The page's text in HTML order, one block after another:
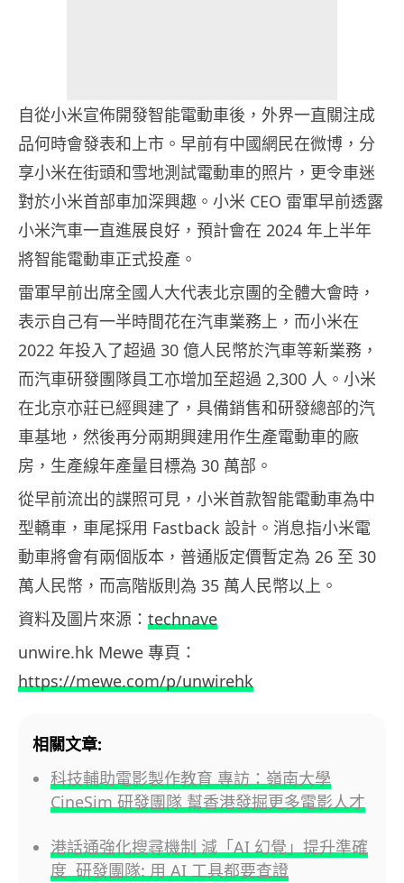
自從小米宣佈開發智能電動車後，外界一直關注成
品何時會發表和上市。早前有中國網民在微博，分
享小米在街頭和雪地測試電動車的照片，更令車迷
對於小米首部車加深興趣。小米 CEO 雷軍早前透露
小米汽車一直進展良好，預計會在 2024 年上半年
將智能電動車正式投產。
雷軍早前出席全國人大代表北京團的全體大會時，
表示自己有一半時間花在汽車業務上，而小米在
2022 年投入了超過 30 億人民幣於汽車等新業務，
而汽車研發團隊員工亦增加至超過 2,300 人。小米
在北京亦莊已經興建了，具備銷售和研發總部的汽
車基地，然後再分兩期興建用作生產電動車的廠
房，生產線年產量目標為 30 萬部。
從早前流出的諜照可見，小米首款智能電動車為中
型轎車，車尾採用 Fastback 設計。消息指小米電
動車將會有兩個版本，普通版定價暫定為 26 至 30
萬人民幣，而高階版則為 35 萬人民幣以上。
資料及圖片來源： technave
unwire.hk Mewe 專頁：
https://mewe.com/p/unwirehk
相關文章:
科技輔助電影製作教育 專訪：嶺南大學
CineSim 研發團隊 幫香港發掘更多電影人才
港話通強化搜尋機制 減「AI 幻覺」提升準確
度 研發團隊: 用 AI 工具都要查證